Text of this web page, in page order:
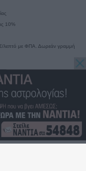
10%
λεπτό με ΦΠΑ. Δωρεάν γραμμή